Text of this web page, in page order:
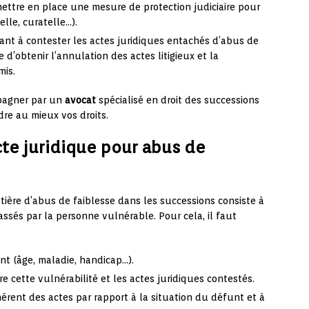
en place une mesure de protection judiciaire pour
curatelle…).
à contester les actes juridiques entachés d’abus de
l’annulation des actes litigieux et la
par un avocat spécialisé en droit des successions
au mieux vos droits.
juridique pour abus de
d’abus de faiblesse dans les successions consiste à
par la personne vulnérable. Pour cela, il faut
(âge, maladie, handicap…).
cette vulnérabilité et les actes juridiques contestés.
des actes par rapport à la situation du défunt et à